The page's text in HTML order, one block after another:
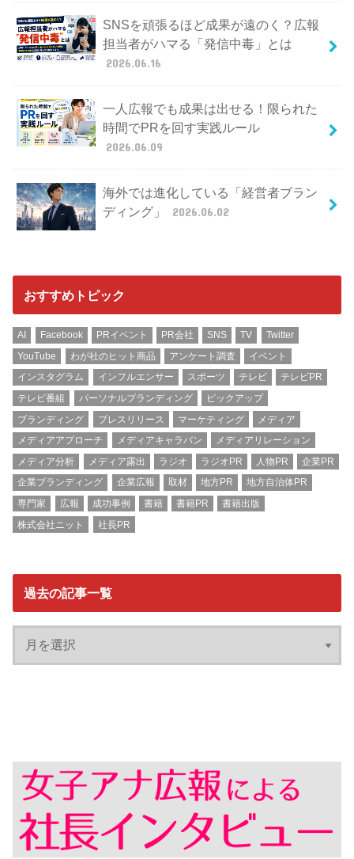
SNSを頑張るほど成果が遠のく？広報
担当者がハマる「発信中毒」とは
2026.06.16
一人広報でも成果は出せる！限られた
時間でPRを回す実践ルール
2026.06.09
海外では進化している「経営者ブラン
ディング」
2026.06.02
おすすめトピック
AI Facebook PRイベント PR会社 SNS TV
Twitter
YouTube
わが社のヒット商品 アンケート調査
イベント
インスタグラム
インフルエンサー スポーツ テレビ
テレビPR
テレビ番組
パーソナルブランディング
ピックアップ
ブランディング
プレスリリース マーケティング
メディア
メディアアプローチ
メディアキャラバン
メディアリレーション
メディア分析
メディア露出 ラジオ ラジオPR 人物PR
企業PR
企業ブランディング
企業広報 取材 地方PR
地方自治体PR
専門家
広報 成功事例 書籍 書籍PR
書籍出版
株式会社ニット
社長PR
過去の記事一覧